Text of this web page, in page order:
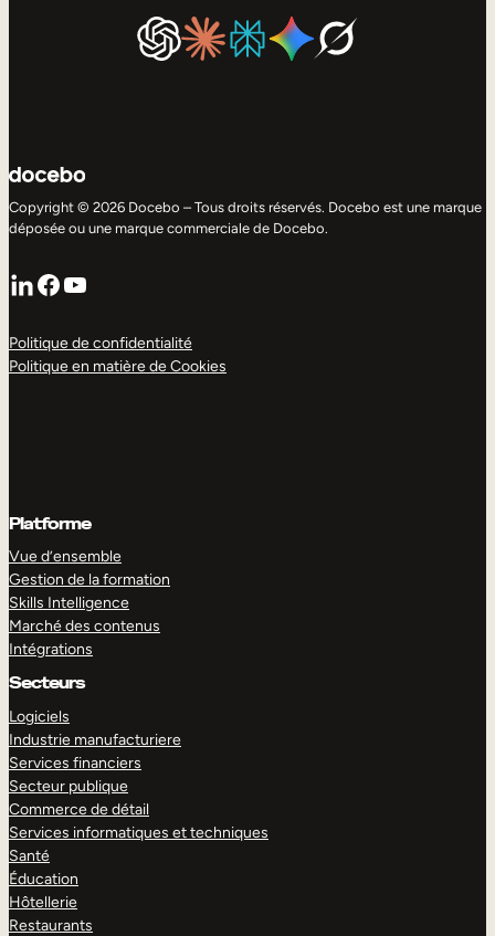
Copyright © 2026 Docebo – Tous droits réservés. Docebo est une marque
déposée ou une marque commerciale de Docebo.
LinkedIn
Facebook
YouTube
Politique de confidentialité
Politique en matière de Cookies
Platforme
Vue d’ensemble
Gestion de la formation
Skills Intelligence
Marché des contenus
Intégrations
Secteurs
Logiciels
Industrie manufacturiere
Services financiers
Secteur publique
Commerce de détail
Services informatiques et techniques
Santé
Éducation
Hôtellerie
Restaurants